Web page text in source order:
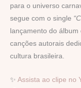
para o universo
segue com o single
lançamento do álbum
canções autorais
cultura brasileira.
✨ Assista ao clipe no